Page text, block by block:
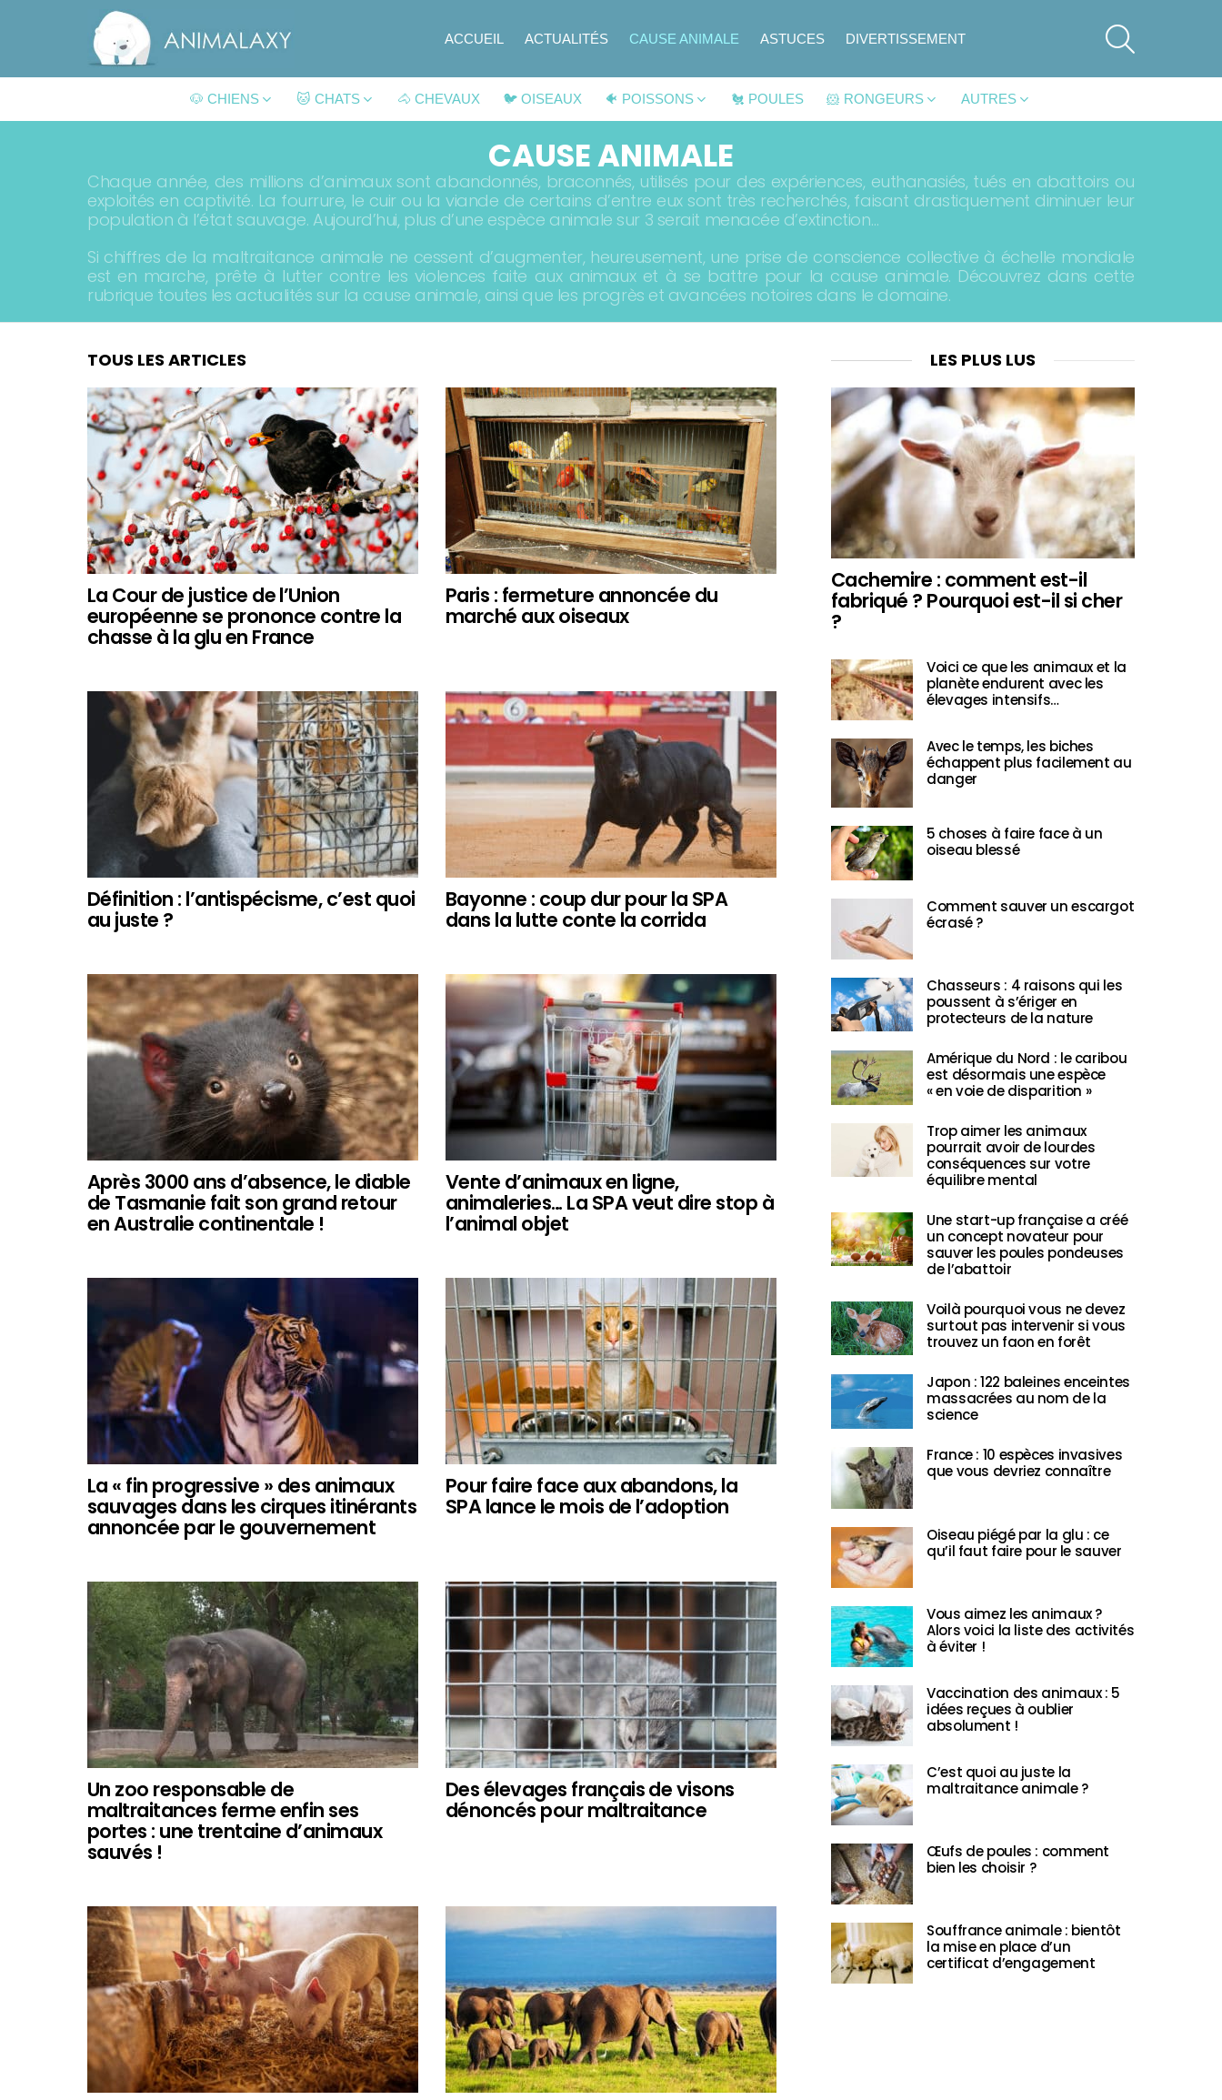
ACCUEIL ACTUALITÉS CAUSE ANIMALE ASTUCES DIVERTISSEMENT
🐶 CHIENS 🐱 CHATS 🐴 CHEVAUX 🐦 OISEAUX 🐠 POISSONS 🐔 POULES 🐹 RONGEURS AUTRES
CAUSE ANIMALE
Chaque année, des millions d’animaux sont abandonnés, braconnés, utilisés pour des expériences, euthanasiés, tués en abattoirs ou
exploités en captivité. La fourrure, le cuir ou la viande de certains d’entre eux sont très recherchés, faisant drastiquement diminuer leur
population à l’état sauvage. Aujourd’hui, plus d’une espèce animale sur 3 serait menacée d’extinction…
Si chiffres de la maltraitance animale ne cessent d’augmenter, heureusement, une prise de conscience collective à échelle mondiale
est en marche, prête à lutter contre les violences faite aux animaux et à se battre pour la cause animale. Découvrez dans cette
rubrique toutes les actualités sur la cause animale, ainsi que les progrès et avancées notoires dans le domaine.
TOUS LES ARTICLES
La Cour de justice de l’Union
européenne se prononce contre la
chasse à la glu en France
Paris : fermeture annoncée du
marché aux oiseaux
Définition : l’antispécisme, c’est quoi
au juste ?
Bayonne : coup dur pour la SPA
dans la lutte conte la corrida
Après 3000 ans d’absence, le diable
de Tasmanie fait son grand retour
en Australie continentale !
Vente d’animaux en ligne,
animaleries… La SPA veut dire stop à
l’animal objet
La « fin progressive » des animaux
sauvages dans les cirques itinérants
annoncée par le gouvernement
Pour faire face aux abandons, la
SPA lance le mois de l’adoption
Un zoo responsable de
maltraitances ferme enfin ses
portes : une trentaine d’animaux
sauvés !
Des élevages français de visons
dénoncés pour maltraitance
LES PLUS LUS
Cachemire : comment est-il
fabriqué ? Pourquoi est-il si cher
?
Voici ce que les animaux et la
planète endurent avec les
élevages intensifs…
Avec le temps, les biches
échappent plus facilement au
danger
5 choses à faire face à un
oiseau blessé
Comment sauver un escargot
écrasé ?
Chasseurs : 4 raisons qui les
poussent à s’ériger en
protecteurs de la nature
Amérique du Nord : le caribou
est désormais une espèce
« en voie de disparition »
Trop aimer les animaux
pourrait avoir de lourdes
conséquences sur votre
équilibre mental
Une start-up française a créé
un concept novateur pour
sauver les poules pondeuses
de l’abattoir
Voilà pourquoi vous ne devez
surtout pas intervenir si vous
trouvez un faon en forêt
Japon : 122 baleines enceintes
massacrées au nom de la
science
France : 10 espèces invasives
que vous devriez connaître
Oiseau piégé par la glu : ce
qu’il faut faire pour le sauver
Vous aimez les animaux ?
Alors voici la liste des activités
à éviter !
Vaccination des animaux : 5
idées reçues à oublier
absolument !
C’est quoi au juste la
maltraitance animale ?
Œufs de poules : comment
bien les choisir ?
Souffrance animale : bientôt
la mise en place d’un
certificat d’engagement